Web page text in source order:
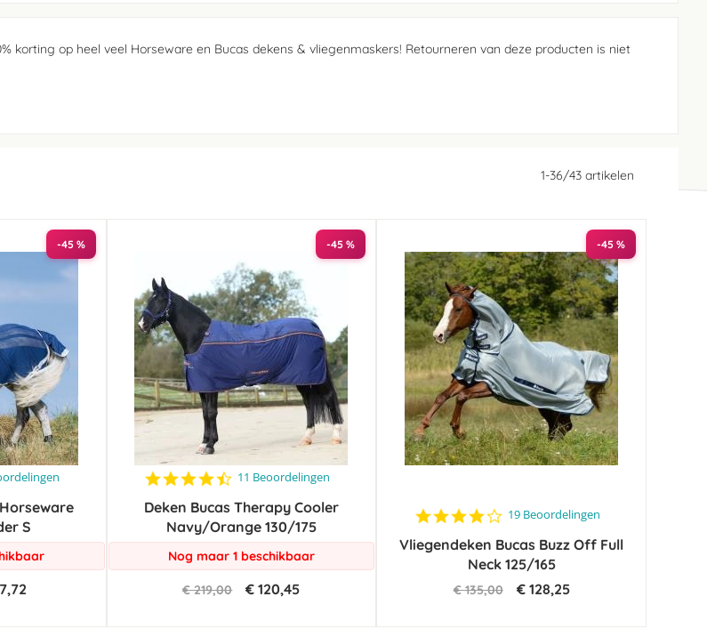
korting op heel veel Horseware en Bucas dekens & vliegenmaskers! Retourneren van deze producten is niet
1-36/43 artikelen
-45 %
S
-45 %
4.4
rating
11 Beoordelingen
Deken Bucas Therapy Cooler
Navy/Orange 130/175
Nog maar 1 beschikbaar
€ 219,00 € 120,45
-45 %
4.1
rating
19 Beoordelingen
Vliegendeken Bucas Buzz Off Full
Neck 125/165
€ 135,00 € 128,25